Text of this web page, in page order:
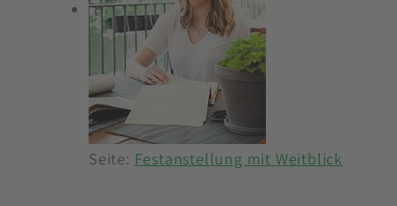
Seite: Festanstellung mit Weitblick